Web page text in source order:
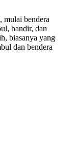
mulai bendera
bandir, dan
biasanya yang
dan bendera